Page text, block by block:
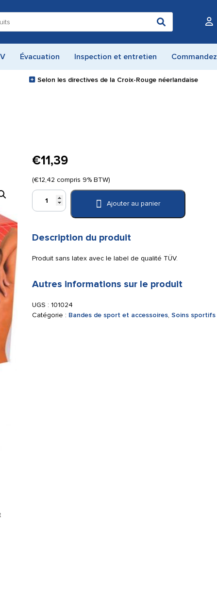
Évacuation Inspection et entretien
Selon les directives de la Croix-Rouge néerlandaise
€11,39
(€12,42 compris 9% BTW)
quantité
5
x
rouge
Ajouter au panier
Description du produit
Produit sans latex avec le label de qualité TÜV.
Autres informations sur le produit
UGS : 101024
Catégorie : Bandes de sport et accessoires, Soins sportifs